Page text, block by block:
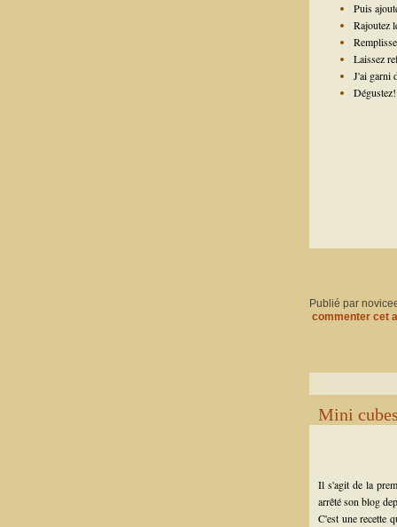
Puis
Rajoutez
Laissez
J'ai garni
Dégustez!
Publié par
commenter cet
Mini
Il s'agit de la
arrêté son blog
C'est une recette